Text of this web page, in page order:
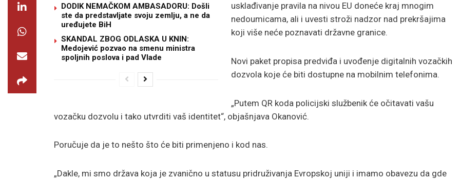
DODIK NEMAČKOM AMBASADORU: Došli
ste da predstavljate svoju zemlju, a ne da
uređujete BiH
SKANDAL ZBOG ODLASKA U KNIN:
Medojević pozvao na smenu ministra
spoljnih poslova i pad Vlade
usklađivanje pravila na nivou EU doneće kraj mnogim
nedoumicama, ali i uvesti stroži nadzor nad prekršajima
koji više neće poznavati državne granice.
Novi paket propisa predviđa i uvođenje digitalnih vozačkih
dozvola koje će biti dostupne na mobilnim telefonima.
„Putem QR koda policijski službenik će očitavati vašu
vozačku dozvolu i tako utvrditi vaš identitet“, objašnjava Okanović.
Poručuje da je to nešto što će biti primenjeno i kod nas.
„Dakle, mi smo država koja je zvanično u statusu pridruživanja Evropskoj uniji i imamo obavezu da gde